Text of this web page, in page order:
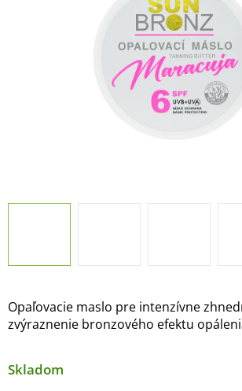
Opaľovacie maslo pre intenzívne
zvýraznenie bronzového efektu
Skladom